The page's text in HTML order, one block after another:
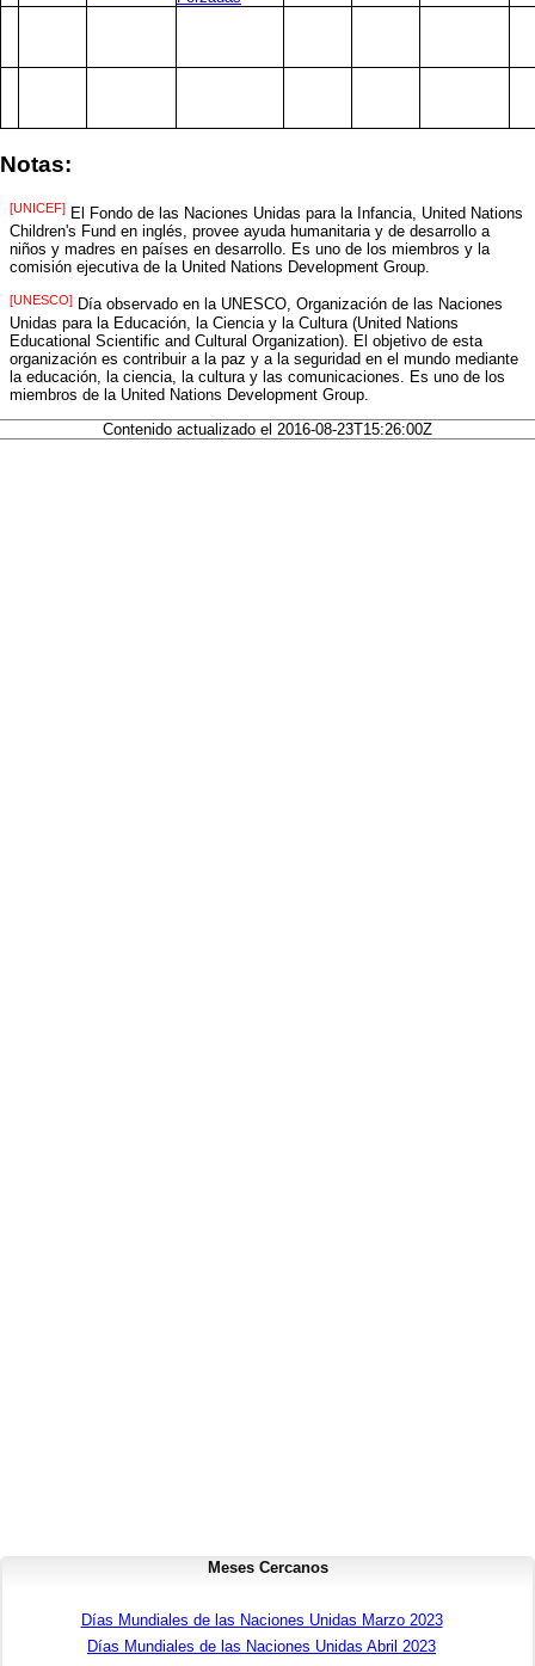
Notas:
[UNICEF] El Fondo de las Naciones Unidas para la Infancia, United Nations
Children's Fund en inglés, provee ayuda humanitaria y de desarrollo a
niños y madres en países en desarrollo. Es uno de los miembros y la
comisión ejecutiva de la United Nations Development Group.
[UNESCO] Día observado en la UNESCO, Organización de las Naciones
Unidas para la Educación, la Ciencia y la Cultura (United Nations
Educational Scientific and Cultural Organization). El objetivo de esta
organización es contribuir a la paz y a la seguridad en el mundo mediante
la educación, la ciencia, la cultura y las comunicaciones. Es uno de los
miembros de la United Nations Development Group.
Contenido actualizado el 2016-08-23T15:26:00Z
Meses Cercanos
Días Mundiales de las Naciones Unidas Marzo 2023
Días Mundiales de las Naciones Unidas Abril 2023